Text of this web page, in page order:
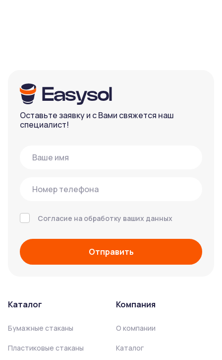
Оставьте заявку и с Вами свяжется наш
специалист!
Согласие на обработку ваших данных
Отправить
Каталог
Бумажные стаканы
Пластиковые стаканы
Компания
О компании
Каталог